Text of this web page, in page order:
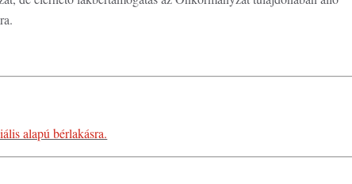
alapú bérlakásra.